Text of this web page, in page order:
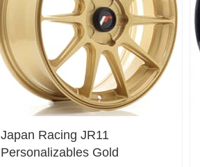
Japan Racing JR11
Personalizables Gold